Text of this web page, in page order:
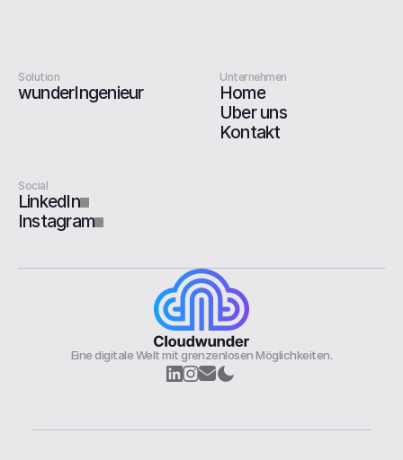
Eine digitale Welt mit grenzenlosen Möglichkeiten.
Solution
wunderIngenieur
Unternehmen
Home
Über uns
Kontakt
Social
LinkedIn
Instagram